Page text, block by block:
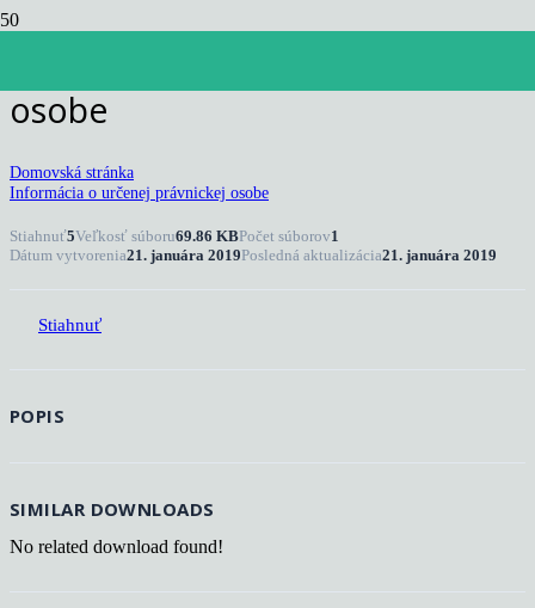
osobe
Domovská stránka
Informácia o určenej právnickej osobe
Stiahnuť5Veľkosť súboru69.86 KBPočet súborov1
Dátum vytvorenia21. januára 2019Posledná aktualizácia21. januára 2019
Stiahnuť
POPIS
SIMILAR DOWNLOADS
No related download found!